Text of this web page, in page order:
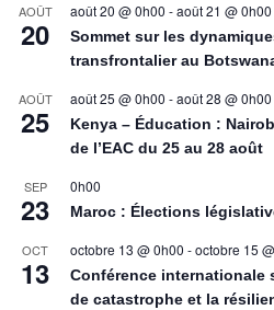
AOÛT
20
août 20 @ 0h00 -août 21 @ 0h00
Sommet sur les
transfrontalier au
AOÛT
25
août 25 @ 0h00 -août 28 @ 0h00
Kenya – Éducation :
de l’EAC du 25 au 28 août
SEP
23
0h00
Maroc : Élections
OCT
13
octobre 13 @ 0h00 -octobre 15
Conférence internationale
de catastrophe et la